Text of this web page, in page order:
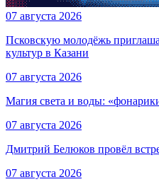
07 августа 2026
Псковскую молодёжь
культур в Казани
07 августа 2026
Магия света и воды:
07 августа 2026
Дмитрий Белюков провёл
07 августа 2026